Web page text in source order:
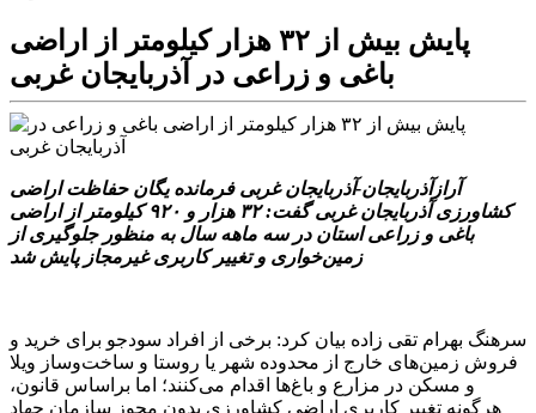
پایش بیش از ۳۲ هزار کیلومتر از اراضی
باغی و زراعی در آذربایجان غربی
آرازآذربایجان-آذربایجان غربی فرمانده یگان حفاظت اراضی
کشاورزی آذربایجان غربی گفت: ۳۲ هزار و ۹۲۰ کیلومتر از اراضی
باغی و زراعی استان در سه ماهه سال به منظور جلوگیری از
زمین‌خواری و تغییر کاربری غیرمجاز پایش شد
سرهنگ بهرام تقی زاده بیان کرد: برخی از افراد سودجو برای خرید و
فروش زمین‌های خارج از محدوده شهر یا روستا و ساخت‌وساز ویلا
و مسکن در مزارع و باغ‌ها اقدام می‌کنند؛ اما براساس قانون‌،‌
هرگونه تغییر کاربری اراضی کشاورزی بدون مجوز سازمان جهاد